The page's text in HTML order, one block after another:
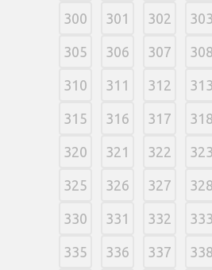
300 301 302 303
305 306 307 308
310 311 312 313
315 316 317 318
320 321 322 323
325 326 327 328
330 331 332 333
335 336 337 338